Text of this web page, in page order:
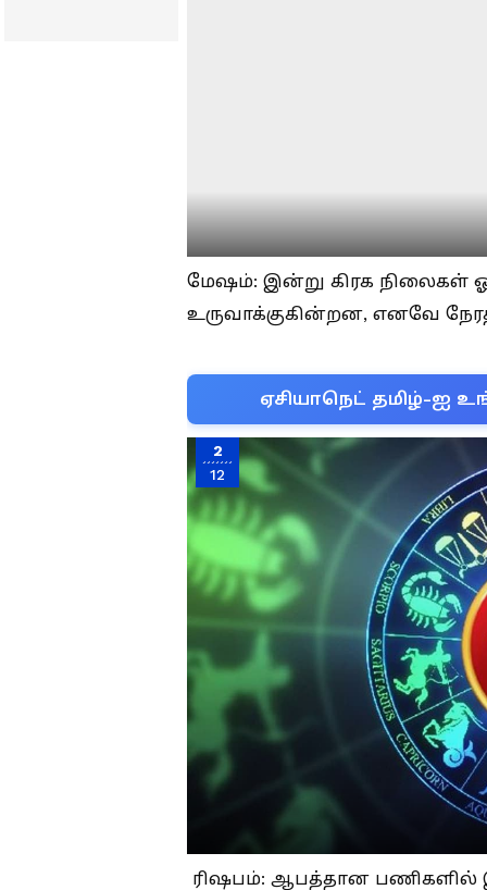
மேஷம்: இன்று கிரக நிலைகள்
உருவாக்குகின்றன, எனவே
ஏசியாநெட் தமிழ்-ஐ
2
12
ரிஷபம்: ஆபத்தான பணிகளில்